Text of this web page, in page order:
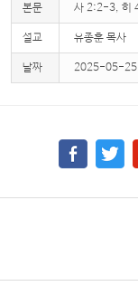
본문 사 2:2-3, 히
설교 유종훈 목사
날짜 2025-05-25